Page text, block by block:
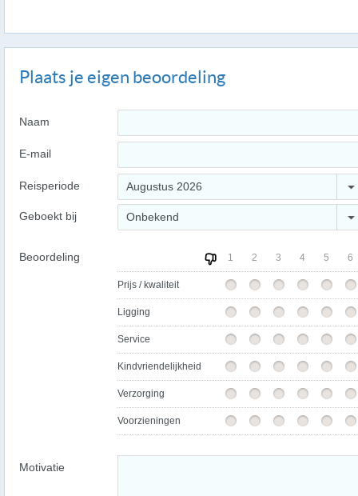
Plaats je eigen beoordeling
Naam
E-mail
Reisperiode Augustus 2026
Geboekt bij Onbekend
Beoordeling 1 2 3 4 5 6
Prijs / kwaliteit
Ligging
Service
Kindvriendelijkheid
Verzorging
Voorzieningen
Motivatie